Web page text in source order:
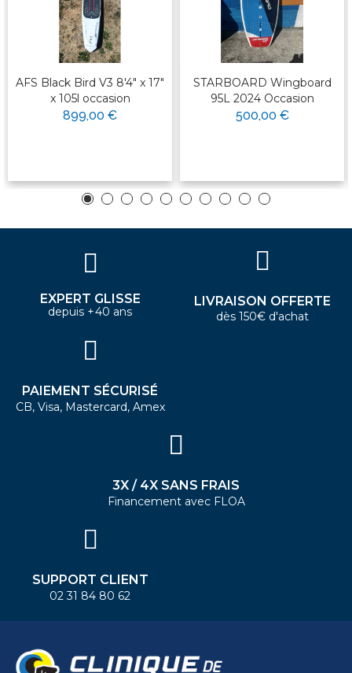
AFS Black Bird V3 8'4" x 17"
x 105l occasion
899,00 €
STARBOARD Wingboard
95L 2024 Occasion
500,00 €
EXPERT GLISSE
depuis +40 ans
LIVRAISON OFFERTE
dès 150€ d'achat
PAIEMENT SÉCURISÉ
CB, Visa, Mastercard, Amex
3X / 4X SANS FRAIS
Financement avec FLOA
SUPPORT CLIENT
02 31 84 80 62